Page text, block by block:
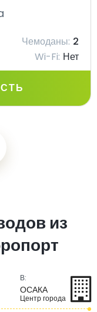
Чемоданы: 2
Wi-Fi: Нет
из
В:
ОСАКА
Центр города